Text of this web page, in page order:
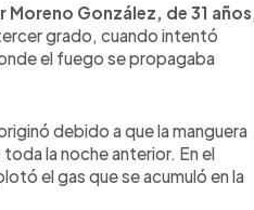
Moreno González, de 31 años,
grado, cuando intentó
el fuego se propagaba
debido a que la manguera
la noche anterior. En el
el gas que se acumuló en la